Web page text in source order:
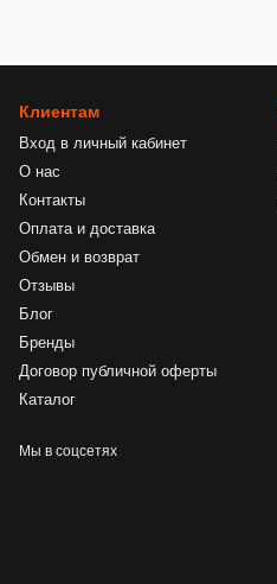
Клиентам
Вход в личный кабинет
О нас
Контакты
Оплата и доставка
Обмен и возврат
Отзывы
Блог
Бренды
Договор публичной оферты
Каталог
Мы в соцсетях